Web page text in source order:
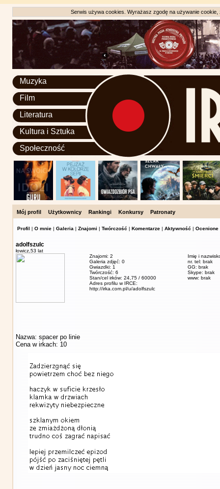
Serwis używa cookies. Wyrażasz zgodę na używanie
Muzyka
Film
Literatura
Kultura i Sztuka
Społeczność
Mój profil Użytkownicy Rankingi Konkursy Patronaty
Profil | O mnie | Galeria | Znajomi | Twórczość | Komentarze | Aktywność | Ocenione
adolfszulc
łowicz, 53 lat
Znajomi: 2
Galeria zdjęć: 0
Gwiazdki: 1
Twórczość: 6
Stan/cel irków: 24,75 / 60000
Adres profilu w IRCE:
http://irka.com.pl/u/adolfszulc
Imię i
nr. tel: brak
GG: brak
Skype: brak
www: brak
Nazwa: spacer po linie
Cena w irkach: 10